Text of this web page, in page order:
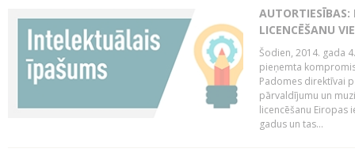
AUTORTIESĪBAS:
LICENCĒŠANU
Šodien, 2014. gada
pieņemta
Padomes direktīvai
pārvaldījumu un
licencēšanu Eiropas
gadus un tas...